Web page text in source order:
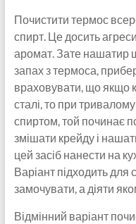
Почистити термос
спирт. Це досить
аромат. Зате нашатир
запах з термоса,
враховувати, що якщо
сталі, то при
спиртом, той починає
змішати крейду і
цей засіб нанести на
Варіант підходить
замочувати, а діяти
Відмінний варіант